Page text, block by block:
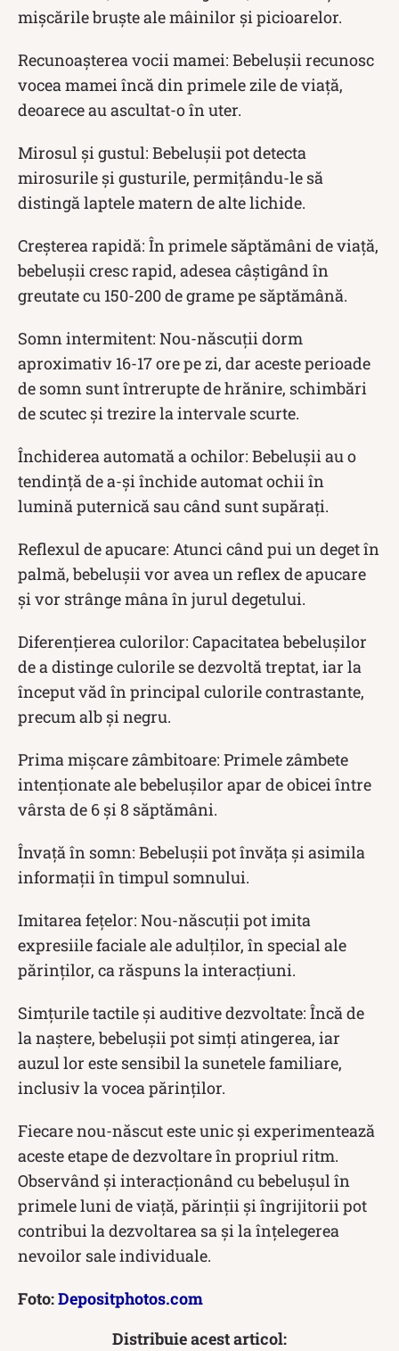
mișcările bruște ale mâinilor și picioarelor.
Recunoașterea vocii mamei: Bebelușii recunosc
vocea mamei încă din primele zile de viață,
deoarece au ascultat-o în uter.
Mirosul și gustul: Bebelușii pot detecta
mirosurile și gusturile, permițându-le să
distingă laptele matern de alte lichide.
Creșterea rapidă: În primele săptămâni de viață,
bebelușii cresc rapid, adesea câștigând în
greutate cu 150-200 de grame pe săptămână.
Somn intermitent: Nou-născuții dorm
aproximativ 16-17 ore pe zi, dar aceste perioade
de somn sunt întrerupte de hrănire, schimbări
de scutec și trezire la intervale scurte.
Închiderea automată a ochilor: Bebelușii au o
tendință de a-și închide automat ochii în
lumină puternică sau când sunt supărați.
Reflexul de apucare: Atunci când pui un deget în
palmă, bebelușii vor avea un reflex de apucare
și vor strânge mâna în jurul degetului.
Diferențierea culorilor: Capacitatea bebelușilor
de a distinge culorile se dezvoltă treptat, iar la
început văd în principal culorile contrastante,
precum alb și negru.
Prima mișcare zâmbitoare: Primele zâmbete
intenționate ale bebelușilor apar de obicei între
vârsta de 6 și 8 săptămâni.
Învață în somn: Bebelușii pot învăța și asimila
informații în timpul somnului.
Imitarea fețelor: Nou-născuții pot imita
expresiile faciale ale adulților, în special ale
părinților, ca răspuns la interacțiuni.
Simțurile tactile și auditive dezvoltate: Încă de
la naștere, bebelușii pot simți atingerea, iar
auzul lor este sensibil la sunetele familiare,
inclusiv la vocea părinților.
Fiecare nou-născut este unic și experimentează
aceste etape de dezvoltare în propriul ritm.
Observând și interacționând cu bebelușul în
primele luni de viață, părinții și îngrijitorii pot
contribui la dezvoltarea sa și la înțelegerea
nevoilor sale individuale.
Foto:Depositphotos.com
Distribuie acest articol: